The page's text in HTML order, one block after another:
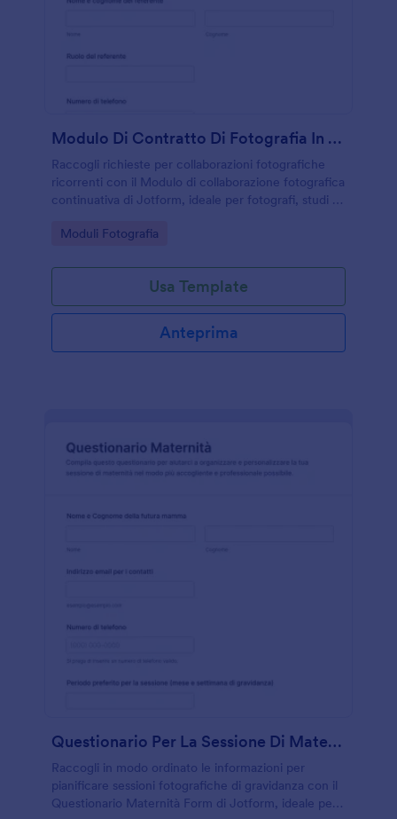
Modulo Di Contratto Di Fotografia In Ritenuta
Raccogli richieste per collaborazioni fotografiche
ricorrenti con il Modulo di collaborazione fotografica
continuativa di Jotform, ideale per fotografi, studi e
raccolta dati in un unico modulo online.
Go to Category:
Moduli Fotografia
Usa Template
Anteprima
Questionario Per La Sessione Di Maternità
Raccogli in modo ordinato le informazioni per
pianificare sessioni fotografiche di gravidanza con il
Questionario Maternità Form di Jotform, ideale per